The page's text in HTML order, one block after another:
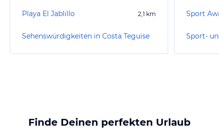
Playa El Jablillo 2,1 km
Sehenswürdigkeiten in Costa Teguise
Sport
Finde Deinen perfekten Urlaub